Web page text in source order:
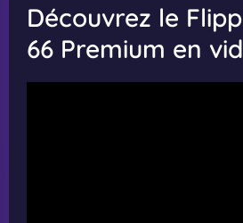
Découvrez le
66 Premium en